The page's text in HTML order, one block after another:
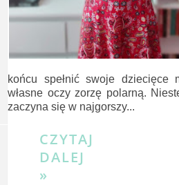
końcu spełnić swoje dziecięce
własne oczy zorzę polarną.
zaczyna się w najgorszy...
CZYTAJ
DALEJ
»